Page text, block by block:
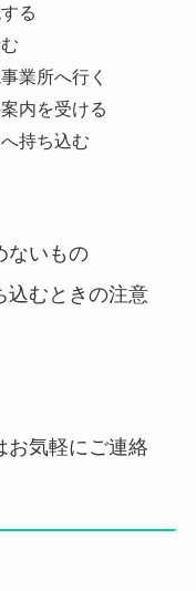
る
業所へ行く
内を受ける
持ち込む
ないもの
込むときの注意
お気軽にご連絡